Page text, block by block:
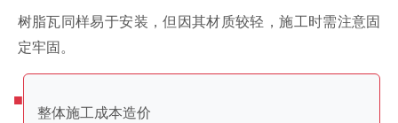
树脂瓦同样易于安装，但因其材质较轻，施工时需注意固
定牢固。
整体施工成本造价